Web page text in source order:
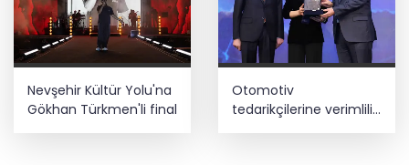
Nevşehir Kültür Yolu'na
Gökhan Türkmen'li final
Otomotiv
tedarikçilerine verimlilik
hamlesi